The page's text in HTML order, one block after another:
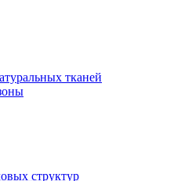
тканей
структур